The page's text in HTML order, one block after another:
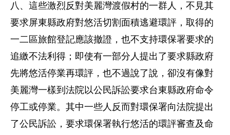
八、這些激烈反對美麗灣渡假村的一群人，不見其
要求屏東縣政府對悠活切割面積逃避環評，取得的
一二區旅館登記應該撤證，也不支持環保署要求的
追繳不法利得；即使有一部分人提出了要求縣政府
先將悠活停業再環評，也不過說了說，卻沒有像對
美麗灣一樣到法院以公民訴訟要求台東縣政府命令
停工或停業。其中一些人反而對環保署向法院提出
了公民訴訟，要求環保署執行悠活的環評審查及命